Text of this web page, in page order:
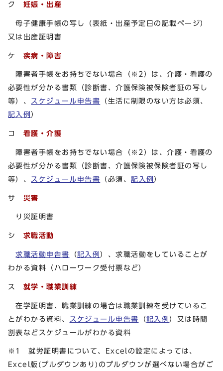
ク 妊娠・出産
母子健康手帳の写し（表紙・出産予定日の記載ページ）
又は出産証明書
ケ 疾病・障害
障害者手帳をお持ちでない場合（※2）は、介護・看護の
必要性が分かる書類（診断書、介護保険被保険者証の写し
等）、 スケジュール申告書 （生活に制限のない方は必須、
記入例 ）
コ 看護・介護
障害者手帳をお持ちでない場合（※2）は、介護・看護の
必要性が分かる書類（診断書、介護保険被保険者証の写し
等）、 スケジュール申告書 （必須、記入例 ）
サ 災害
り災証明書
シ 求職活動
求職活動申告書 （記入例 ）、求職活動をしていることが
わかる資料（ハローワーク受付票など）
ス 就学・職業訓練
在学証明書、職業訓練の場合は職業訓練を受けているこ
とがわかる資料、 スケジュール申告書 （記入例）又は時間
割表などスケジュールがわかる資料
※1 就労証明書について、Excelの設定によっては、
Excel版(プルダウンあり)のプルダウンが選べない場合がご